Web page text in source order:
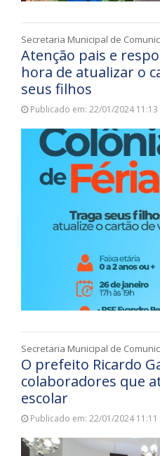
Secretaria Municipal de
Atenção pais e
hora de atualizar o
seus filhos
Publicado em: 22/01/2024 11:13
Secretaria Municipal de
O prefeito Ricardo
colaboradores que
escolar
Publicado em: 22/01/2024 11:11